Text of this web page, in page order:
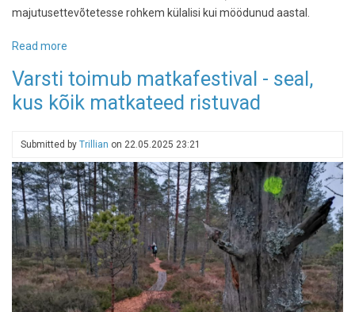
majutusettevõtetesse rohkem külalisi kui möödunud aastal.
Read more
tõusuteel:
aprillis
7
protsenti
rohkem
turiste
Varsti toimub matkafestival - seal,
kus kõik matkateed ristuvad
Submitted by Trillian on 22.05.2025 23:21